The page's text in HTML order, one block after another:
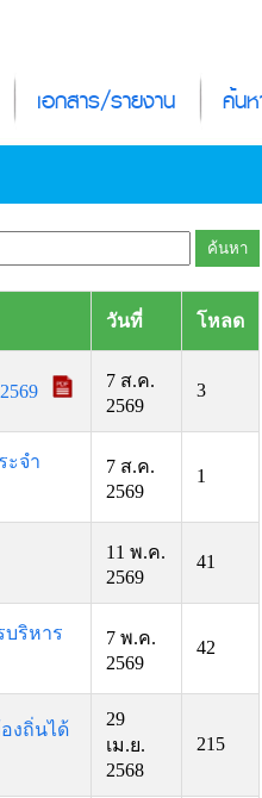
เอกสาร/รายงาน ค้น
วันที่ โหลด
7 ส.ค.
2569
3
ะจำ
7 ส.ค.
2569
1
11 พ.ค.
2569
41
บริหาร
7 พ.ค.
2569
42
งถิ่นได้
29
เม.ย.
2568
215